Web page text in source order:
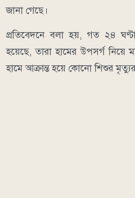
জানা গেছে।
প্রতিবেদনে বলা হয়, গত ২৪
হয়েছে, তারা হামের উপসর্গ নিয়ে
হামে আক্রান্ত হয়ে কোনো শিশুর